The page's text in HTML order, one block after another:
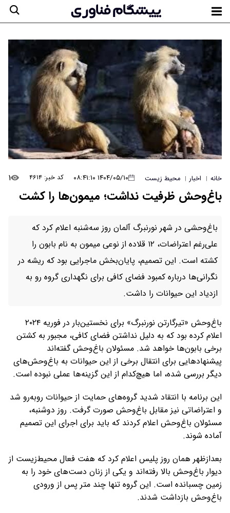
خانه | اخبار | محیط زیست ۱۴۰۴/۰۵/۱۰ ۰۸:۴۱:۱۰ کد خبر: ۴۶۱۴ ۱
باغ‌وحش ظرفیت نداشت؛ میمون‌ها را کشت
باغ‌وحشی در شهر نورنبرگ آلمان روز سه‌شنبه اعلام کرد که
علی‌رغم اعتراضات، ۱۲ قلاده از نوعی میمون به نام بابون را
کشته است. این تصمیم، پایان‌بخش ماجرایی بود که ریشه در
نگرانی‌ها درباره کمبود فضای کافی برای نگهداری گروه رو به
ازدیاد این حیوانات را داشت.
باغ‌وحش «تیرگارتن نورنبرگ» برای نخستین‌بار در فوریه ۲۰۲۴
اعلام کرده بود که به دلیل نداشتن فضای کافی، مجبور به کشتن
برخی بابون‌ها خواهد شد. مسئولان باغ‌وحش گفته‌اند
پیشنهادهایی برای انتقال برخی از این حیوانات به باغ‌وحش‌های
دیگر بررسی شده، اما هیچ‌کدام از این گزینه‌ها عملی نبوده است.
این برنامه با انتقاد شدید گروه‌های حمایت از حیوانات روبه‌رو شد
و اعتراضاتی نیز مقابل باغ‌وحش صورت گرفت. روز دوشنبه،
مسئولان باغ‌وحش اعلام کردند که باید برای اجرای این تصمیم
آماده شوند.
بعدازظهر همان روز پلیس اعلام کرد که هفت فعال محیط‌زیست از
دیوار باغ‌وحش بالا رفته‌اند و یکی از زنان دست‌های خود را به
زمین چسبانده است. این گروه تنها چند متر پس از ورودی
باغ‌وحش بازداشت شدند.